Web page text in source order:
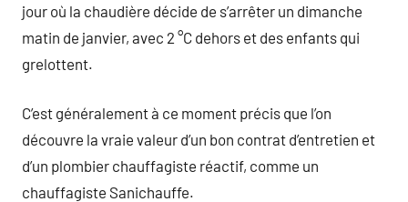
jour où la chaudière décide de s’arrêter un dimanche
matin de janvier, avec 2 °C dehors et des enfants qui
grelottent.
C’est généralement à ce moment précis que l’on
découvre la vraie valeur d’un bon contrat d’entretien et
d’un plombier chauffagiste réactif, comme un
chauffagiste Sanichauffe.